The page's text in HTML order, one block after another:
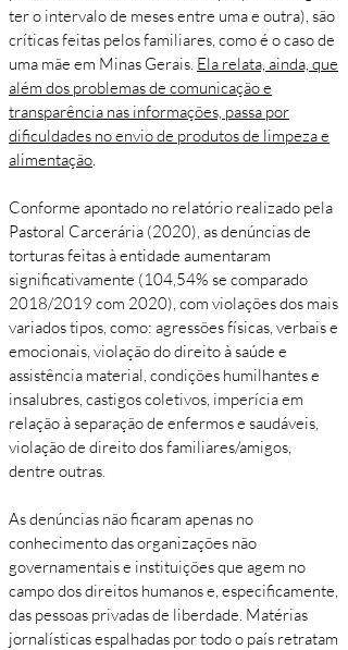
ter o intervalo de meses entre uma e outra), são
críticas feitas pelos familiares, como é o caso de
uma mãe em Minas Gerais. Ela relata, ainda, que
além dos problemas de comunicação e
transparência nas informações, passa por
dificuldades no envio de produtos de limpeza e
alimentação.
Conforme apontado no relatório realizado pela
Pastoral Carcerária (2020), as denúncias de
torturas feitas à entidade aumentaram
significativamente (104,54% se comparado
2018/2019 com 2020), com violações dos mais
variados tipos, como: agressões físicas, verbais e
emocionais, violação do direito à saúde e
assistência material, condições humilhantes e
insalubres, castigos coletivos, imperícia em
relação à separação de enfermos e saudáveis,
violação de direito dos familiares/amigos,
dentre outras.
As denúncias não ficaram apenas no
conhecimento das organizações não
governamentais e instituições que agem no
campo dos direitos humanos e, especificamente,
das pessoas privadas de liberdade. Matérias
jornalísticas espalhadas por todo o país retratam